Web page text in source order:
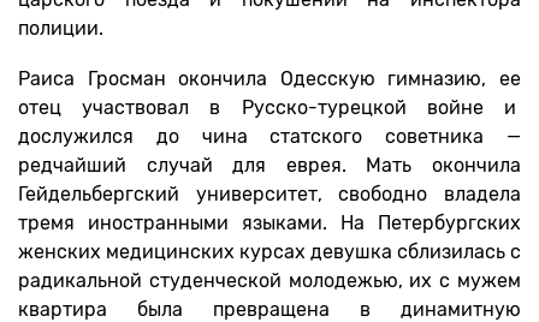
полиции.
Раиса Гросман окончила Одесскую гимназию, ее
отец участвовал в Русско-турецкой войне и
дослужился до чина статского советника —
редчайший случай для еврея. Мать окончила
Гейдельбергский университет, свободно владела
тремя иностранными языками. На Петербургских
женских медицинских курсах девушка сблизилась с
радикальной студенческой молодежью, их с мужем
квартира была превращена в динамитную